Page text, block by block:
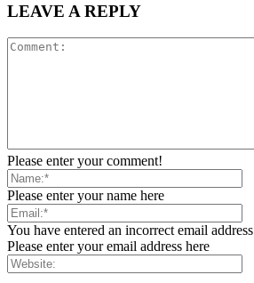
LEAVE A REPLY
Please enter your comment!
Please enter your name here
You have entered an incorrect email
Please enter your email address here